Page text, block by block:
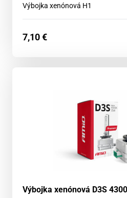
Výbojka xenónová H1
7,10€
Výbojka xenónová D3S